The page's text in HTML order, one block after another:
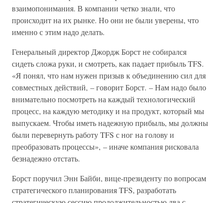
взаимопонимания. В компании четко знали, что
происходит на их рынке. Но они не были уверены, что
именно с этим надо делать.
Генеральный директор Джордж Борст не собирался
сидеть сложа руки, и смотреть, как падает прибыль TFS.
«Я понял, что нам нужен призыв к объединению сил для
совместных действий, – говорит Борст. – Нам надо было
внимательно посмотреть на каждый технологический
процесс, на каждую методику и на продукт, который мы
выпускаем. Чтобы иметь надежную прибыль, мы должны
были перевернуть работу TFS с ног на голову и
преобразовать процессы», – иначе компания рисковала
безнадежно отстать.
Борст поручил Энн Байби, вице-президенту по вопросам
стратегического планирования TFS, разработать